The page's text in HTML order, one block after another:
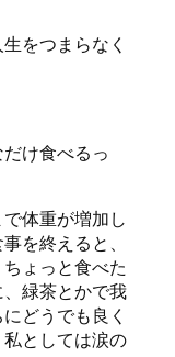
をつまらなく
け食べるっ
体重が増加し
を終えると、
ょっと食べた
緑茶とかで我
どうでも良く
としては涙の